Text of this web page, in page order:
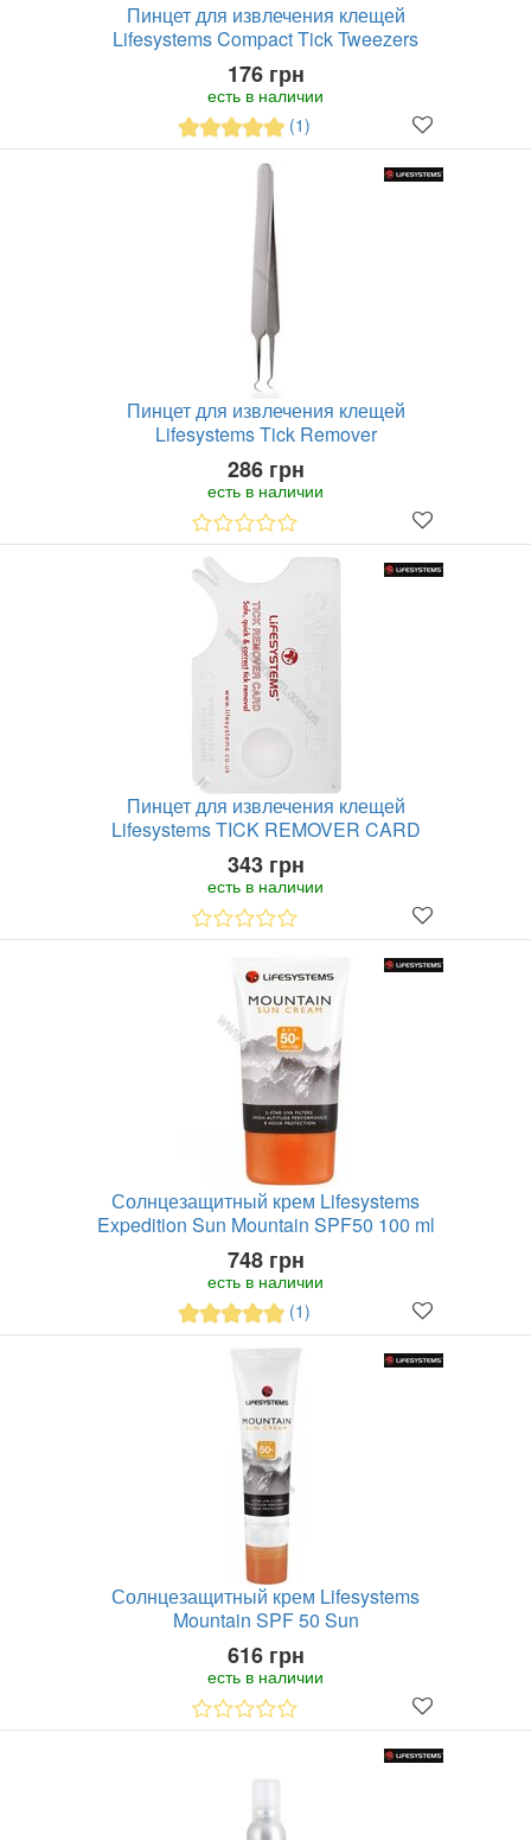
Пинцет для извлечения клещей
Lifesystems Compact Tick Tweezers
176 грн
есть в наличии
(1)
Пинцет для извлечения клещей
Lifesystems Tick Remover
286 грн
есть в наличии
Пинцет для извлечения клещей
Lifesystems TICK REMOVER CARD
343 грн
есть в наличии
Солнцезащитный крем Lifesystems
Expedition Sun Mountain SPF50 100 ml
748 грн
есть в наличии
(1)
Солнцезащитный крем Lifesystems
Mountain SPF 50 Sun
616 грн
есть в наличии